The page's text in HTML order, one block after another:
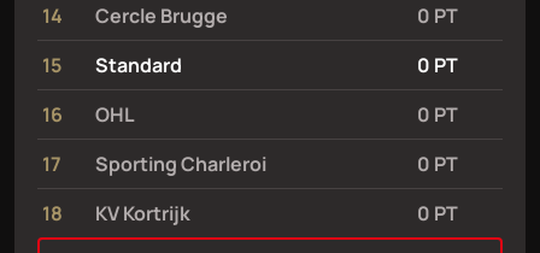
14
Cercle Brugge
0 PT
15
Standard
0 PT
16
OHL
0 PT
17
Sporting Charleroi
0 PT
18
KV Kortrijk 0 PT